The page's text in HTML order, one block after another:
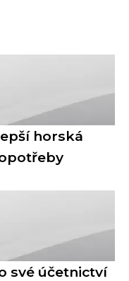
horská
své účetnictví